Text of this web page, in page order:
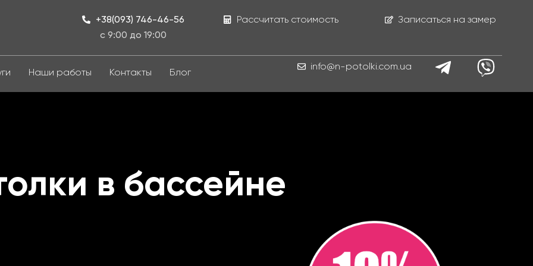
+38(093) 746-46-56
с 9:00 до 19:00
Рассчитать стоимость Записаться на замер
Наши работы Контакты Блог
info@n-potolki.com.ua
в бассейне